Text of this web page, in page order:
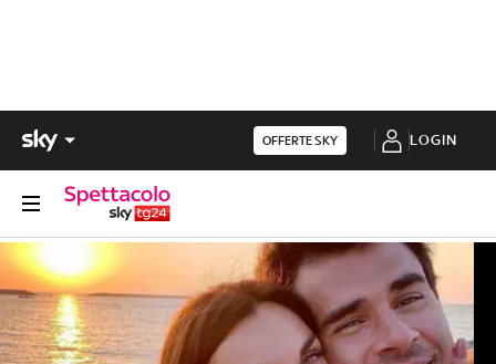
OFFERTE SKY LOGIN